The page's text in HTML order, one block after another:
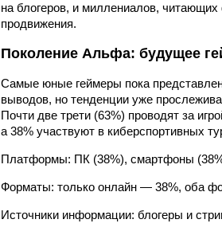
на блогеров, и миллениалов,
продвижения.
Поколение Альфа: будущее
Самые юные геймеры пока
выводов, но тенденции уже
Почти две трети (63%) проводят за
а 38% участвуют в киберспортивных
Платформы: ПК (38%), смартфоны
Форматы: только онлайн — 38%, оба
Источники информации: блогеры и